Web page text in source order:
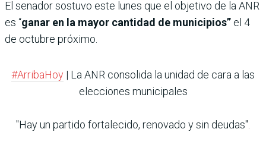
El senador sostuvo este lunes que el objetivo de la ANR
es “ganar en la mayor cantidad de municipios” el 4
de octubre próximo.
#ArribaHoy | La ANR consolida la unidad de cara a las
elecciones municipales
"Hay un partido fortalecido, renovado y sin deudas".